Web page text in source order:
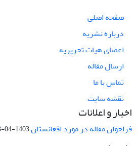
صفحه اصلی
درباره نشریه
اعضای هیات تحریریه
ارسال مقاله
تماس با ما
نقشه سایت
اخبار و اعلانات
فراخوان مقاله در مورد افغانستان1403-04-13